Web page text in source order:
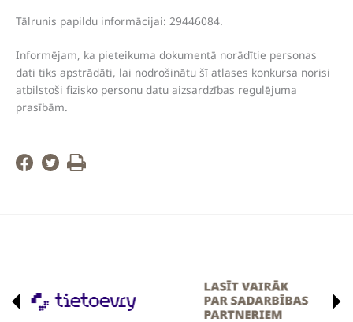
Tālrunis papildu informācijai: 29446084.
Informējam, ka pieteikuma dokumentā norādītie personas
dati tiks apstrādāti, lai nodrošinātu šī atlases konkursa norisi
atbilstoši fizisko personu datu aizsardzības regulējuma
prasībām.